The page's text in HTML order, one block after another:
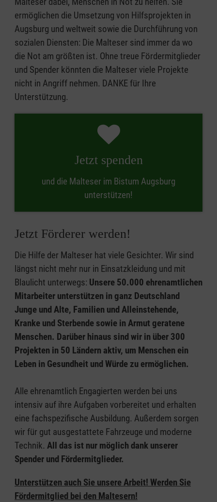
ermöglichen die Umsetzung von Hilfsprojekten in
Augsburg und weltweit sowie die Durchführung von
sozialen Diensten: Die Malteser sind immer da wo
die Not am größten ist. Ohne treue Fördermitglieder
und Spender könnten die Malteser viele Projekte
nicht in Angriff nehmen. DANKE für Ihre
Unterstützung.
Jetzt spenden
und die Malteser im Bistum Augsburg
unterstützen!
Jetzt Förderer werden!
Die Hilfe der Malteser hat viele Gesichter. Wir sind
längst nicht mehr nur in Einsatzkleidung und mit
Blaulicht unterwegs: Unsere 50.000 ehrenamtlichen
Mitarbeiter unterstützen in ganz Deutschland
Junge und Alte, Familien und Alleinstehende,
Kranke und Sterbende sowie in Armut geratene
Menschen. Darüber hinaus sind wir in über 300
Projekten in 50 Ländern aktiv, um Menschen ein
Leben in Gesundheit und Würde zu ermöglichen.
Alle ehrenamtlich Engagierten werden bei uns
intensiv auf ihre Aufgaben vorbereitet und erhalten
eine fachspezifische Ausbildung. Außerdem sorgen
wir für gut ausgestattete Fahrzeuge und moderne
Technik. All das ist nur möglich dank unserer
Spender und Fördermitglieder.
Unterstützen auch Sie unsere Arbeit! Werden Sie
Fördermitglied bei den Maltesern!